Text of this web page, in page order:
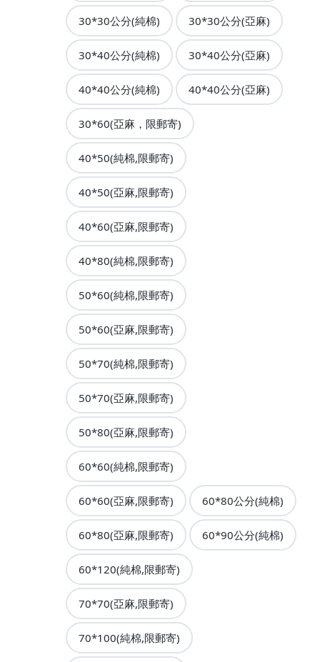
30*30公分(純棉) 30*30公分(亞麻)
30*40公分(純棉) 30*40公分(亞麻)
40*40公分(純棉) 40*40公分(亞麻)
30*60(亞麻，限郵寄)
40*50(純棉,限郵寄)
40*50(亞麻,限郵寄)
40*60(亞麻,限郵寄)
40*80(純棉,限郵寄)
50*60(純棉,限郵寄)
50*60(亞麻,限郵寄)
50*70(純棉,限郵寄)
50*70(亞麻,限郵寄)
50*80(亞麻,限郵寄)
60*60(純棉,限郵寄)
60*60(亞麻,限郵寄) 60*80公分(純棉)
60*80(亞麻,限郵寄) 60*90公分(純棉)
60*120(純棉,限郵寄)
70*70(亞麻,限郵寄)
70*100(純棉,限郵寄)